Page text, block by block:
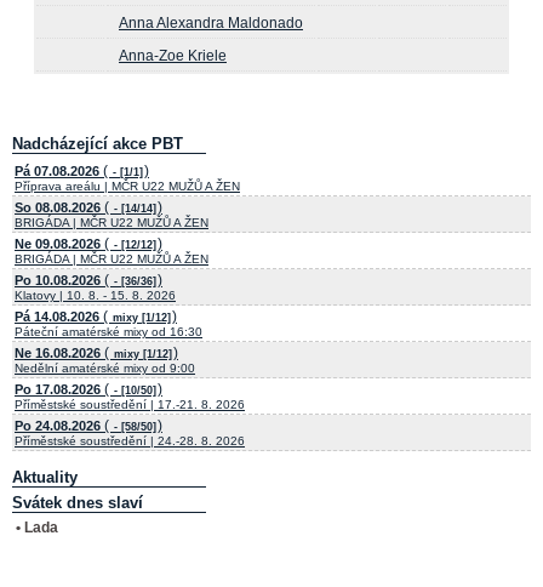
Anna Alexandra Maldonado
Anna-Zoe Kriele
Nadcházející akce PBT
Pá 07.08.2026 ( - [1/1] )
Příprava areálu | MČR U22 MUŽŮ A ŽEN
So 08.08.2026 ( - [14/14] )
BRIGÁDA | MČR U22 MUŽŮ A ŽEN
Ne 09.08.2026 ( - [12/12] )
BRIGÁDA | MČR U22 MUŽŮ A ŽEN
Po 10.08.2026 ( - [36/36] )
Klatovy | 10. 8. - 15. 8. 2026
Pá 14.08.2026 ( mixy [1/12] )
Páteční amatérské mixy od 16:30
Ne 16.08.2026 ( mixy [1/12] )
Nedělní amatérské mixy od 9:00
Po 17.08.2026 ( - [10/50] )
Příměstské soustředění | 17.-21. 8. 2026
Po 24.08.2026 ( - [58/50] )
Příměstské soustředění | 24.-28. 8. 2026
Aktuality
Svátek dnes slaví
• Lada